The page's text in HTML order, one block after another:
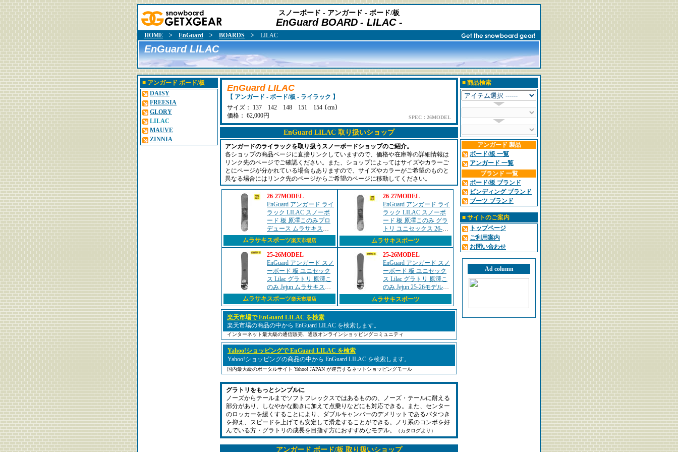
スノーボード - アンガード - ボード/板
EnGuard BOARD - LILAC -
HOME > EnGuard > BOARDS > LILAC
EnGuard LILAC
■ アンガード ボード/板
DAISY
FREESIA
GLORY
LILAC
MAUVE
ZINNIA
EnGuard LILAC
【 アンガード - ボード/板 - ライラック 】
サイズ： 137 142 148 151 154 (cm)
価格： 62,000円
SPEC：26MODEL
EnGuard LILAC 取り扱いショップ
アンガードのライラックを取り扱うスノーボードショップのご紹介。
各ショップの商品ページに直接リンクしていますので、価格や在庫等の詳細情報は
リンク先のページでご確認ください。また、ショップによってはサイズやカラーご
とにページが分かれている場合もありますので、サイズやカラーがご希望のものと
異なる場合にはリンク先のページからご希望のページに移動してください。
26-27MODEL
EnGuard アンガード ライ
ラック LILAC スノーボ
ード 板 原澤このみプロ
デュース ムラサキスポ
ーツ限定 ダブルキャン
バー グラトリ 乗り系 ユ
ニセックス 26-27 早期
購...
ムラサキスポーツ楽天市場店
26-27MODEL
EnGuard アンガード ライ
ラック LILAC スノーボ
ード 板 原澤このみ グラ
トリ ユニセックス 26-27
早期購入
ムラサキスポーツ
25-26MODEL
EnGuard アンガード スノ
ーボード 板 ユニセック
ス Lilac グラトリ 原澤こ
のみ Jejun ムラサキスポ
ーツ 25-26モデル MM B4
ムラサキスポーツ楽天市場店
25-26MODEL
EnGuard アンガード スノ
ーボード 板 ユニセック
ス Lilac グラトリ 原澤こ
のみ Jejun 25-26モデル
MM B4
ムラサキスポーツ
楽天市場で EnGuard LILAC を検索
楽天市場の商品の中から EnGuard LILAC を検索します。
インターネット最大級の通信販売、通販オンラインショッピングコミュニティ
Yahoo!ショッピングで EnGuard LILAC を検索
Yahoo!ショッピングの商品の中から EnGuard LILAC を検索します。
国内最大級のポータルサイト Yahoo! JAPAN が運営するネットショッピングモール
グラトリをもっとシンプルに
ノーズからテールまでソフトフレックスではあるものの、ノーズ・テールに耐える
部分があり、しなやかな動きに加えて点乗りなどにも対応できる。また、センター
のロッカーを緩くすることにより、ダブルキャンバーのデメリットであるバタつき
を抑え、スピードを上げても安定して滑走することができる。ノリ系のコンボを好
んでいる方・グラトリの成長を目指す方におすすめなモデル。
（カタログより）
アンガード ボード/板 取り扱いショップ
■ 商品検索
アンガード 製品
ボード/板 一覧
アンガード 一覧
ブランド 一覧
ボード/板 ブランド
ビンディング ブランド
ブーツ ブランド
■ サイトのご案内
トップページ
ご利用案内
お問い合わせ
Ad column